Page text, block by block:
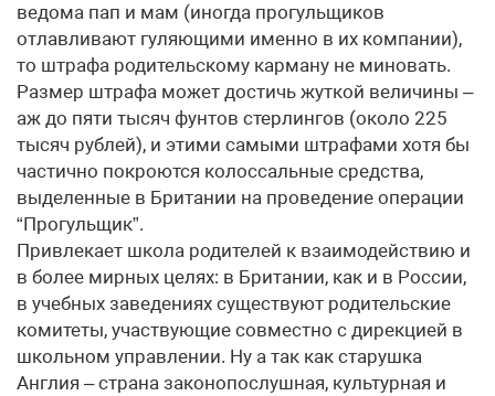
ведома пап и мам (иногда прогульщиков
отлавливают гуляющими именно в их компании),
то штрафа родительскому карману не миновать.
Размер штрафа может достичь жуткой величины –
аж до пяти тысяч фунтов стерлингов (около 225
тысяч рублей), и этими самыми штрафами хотя бы
частично покроются колоссальные средства,
выделенные в Британии на проведение операции
“Прогульщик”.
Привлекает школа родителей к взаимодействию и
в более мирных целях: в Британии, как и в России,
в учебных заведениях существуют родительские
комитеты, участвующие совместно с дирекцией в
школьном управлении. Ну а так как старушка
Англия – страна законопослушная, культурная и